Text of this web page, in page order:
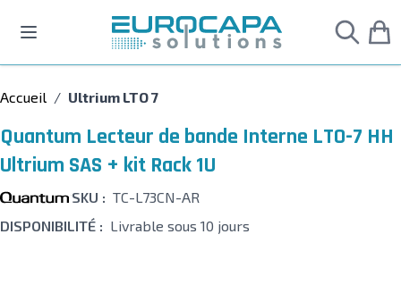
Accueil / Ultrium LTO 7
Quantum Lecteur de bande Interne LTO-7 HH
Ultrium SAS + kit Rack 1U
SKU : TC-L73CN-AR
DISPONIBILITÉ : Livrable sous 10 jours